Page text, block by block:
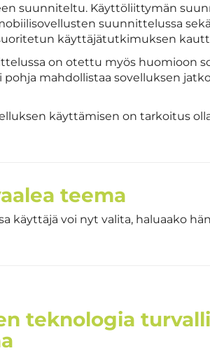
suunniteltu. Käyttöliittymän
suunnittelussa
käyttäjätutkimuksen
on otettu myös huomioon
pohja mahdollistaa sovelluksen
käyttämisen on tarkoitus
teema
käyttäjä voi nyt valita, haluaako
teknologia